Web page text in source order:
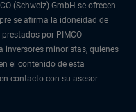
(Schweiz) GmbH se ofrecen
se afirma la idoneidad de
por PIMCO
inversores minoristas, quienes
el contenido de esta
contacto con su asesor